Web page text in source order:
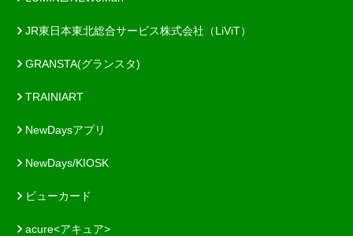
JR東日本東北総合サービス株式会社（LiViT）
GRANSTA(グランスタ)
TRAINIART
NewDaysアプリ
NewDays/KIOSK
ビューカード
acure<アキュア>